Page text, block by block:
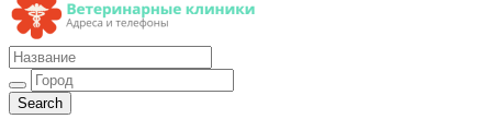
Ветеринарные клиники
Адреса и телефоны